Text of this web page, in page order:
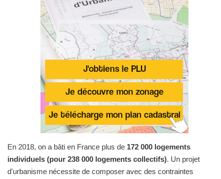
En 2018, on a bâti en France plus de 172 000 logements
individuels (pour 238 000 logements collectifs). Un projet
d'urbanisme nécessite de composer avec des contraintes